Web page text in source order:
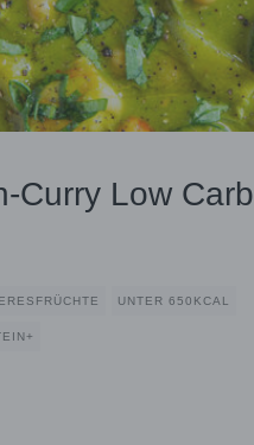
Curry Low Carb
UNTER 650KCAL